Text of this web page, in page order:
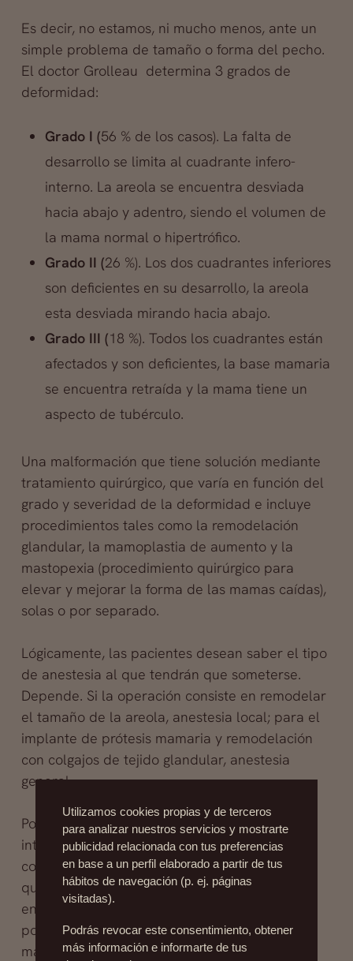
Es decir, no estamos, ni mucho menos, ante un
simple problema de tamaño o forma del pecho.
El doctor Grolleau determina 3 grados de
deformidad:
Grado I (56 % de los casos). La falta de
desarrollo se limita al cuadrante infero-
interno. La areola se encuentra desviada
hacia abajo y adentro, siendo el volumen de
la mama normal o hipertrófico.
Grado II (26 %). Los dos cuadrantes inferiores
son deficientes en su desarrollo, la areola
esta desviada mirando hacia abajo.
Grado III (18 %). Todos los cuadrantes están
afectados y son deficientes, la base mamaria
se encuentra retraída y la mama tiene un
aspecto de tubérculo.
Una malformación que tiene solución mediante
tratamiento quirúrgico, que varía en función del
grado y severidad de la deformidad e incluye
procedimientos tales como la remodelación
glandular, la mamoplastia de aumento y la
mastopexia (procedimiento quirúrgico para
elevar y mejorar la forma de las mamas caídas),
solas o por separado.
Lógicamente, las pacientes desean saber el tipo
de anestesia al que tendrán que someterse.
Depende. Si la operación consiste en remodelar
el tamaño de la areola, anestesia local; para el
implante de prótesis mamaria y remodelación
con colgajos de tejido glandular, anestesia
general.
Por lo demás, ésta como todas las
intervenciones de cirugía plástica puede
cosechar resultados no deseados. Es posible
que la cicatriz tenga una evolución anormal,
engrosándose o retrayéndose; es también
posible que la paciente sufra dolores en las
mamas y alteraciones en la sensibilidad del
Utilizamos cookies propias y de terceros
para analizar nuestros servicios y mostrarte
publicidad relacionada con tus preferencias
en base a un perfil elaborado a partir de tus
hábitos de navegación (p. ej. páginas
visitadas).
Podrás revocar este consentimiento, obtener
más información e informarte de tus